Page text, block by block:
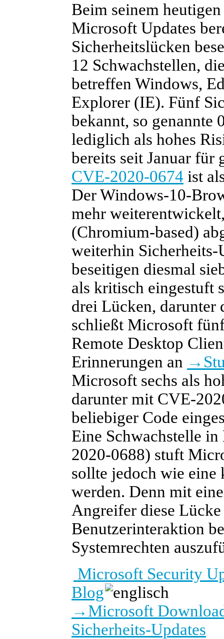
Beim seinem
Microsoft Updates
Sicherheitslücken
12 Schwachstellen,
betreffen Windows,
Explorer (IE). Fünf
bekannt, so genannte
lediglich als hohes
bereits seit Januar
CVE-2020-0674 ist
Der Windows-10-
mehr
(Chromium-based)
weiterhin Sicherheits-
beseitigen diesmal
als kritisch eingestuft
drei Lücken, darunter
schließt Microsoft
Remote Desktop
Erinnerungen an →
Microsoft sechs als
darunter mit CVE-
beliebiger Code
Eine Schwachstelle
2020-0688) stuft
sollte jedoch wie
werden. Denn mit
Angreifer diese
Benutzerinteraktion
Systemrechten
Microsoft Security
Blog
→Microsoft
Sicherheits-Updates